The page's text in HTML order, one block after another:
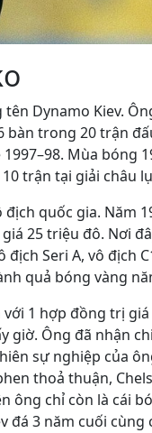
Dynamo Kiev.
bàn trong 20 trận
Mùa bóng
trận tại giải châu
quốc gia. Năm
25 triệu đô. Nơi
Seri A, vô địch
quả bóng vàng
1 hợp đồng trị
giờ. Ông đã nhận
sự nghiệp của
thoả thuận,
ông chỉ còn là cái
đá 3 năm cuối